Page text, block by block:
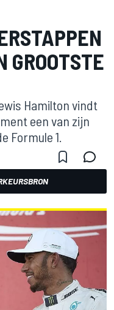
GROOTSTE
Hamilton vindt
een van zijn
Formule 1.